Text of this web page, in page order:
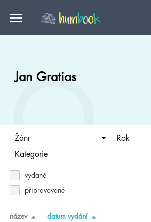
Jan Gratias
Žánr Rok
Kategorie
vydané
připravované
název datum vydání